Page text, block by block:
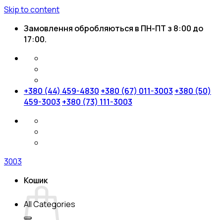
Skip to content
Замовлення обробляються в ПН-ПТ з 8:00 до
17:00.
+380 (44) 459-4830 +380 (67) 011-3003 +380 (50)
459-3003 +380 (73) 111-3003
3003
Кошик
All Categories